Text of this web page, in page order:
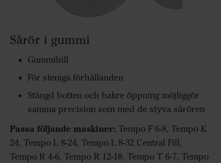
Sårör i gummi
Gummibill
För steniga förhållanden
Stängd botten och bakre öppning möjliggör
samma precision som med de styva sårören
Passa följande maskiner: Tempo F 6-8, Tempo K
24, Tempo L 8-24, Tempo L 8-32 Central Fill,
Tempo R 4-6, Tempo R 12-18, Tempo T 6-7, Tempo